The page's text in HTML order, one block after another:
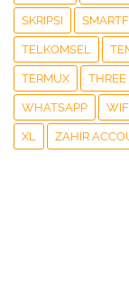
SKRIPSI
TELKOMSEL
TERMUX THREE
WHATSAPP
XL ZAHIR